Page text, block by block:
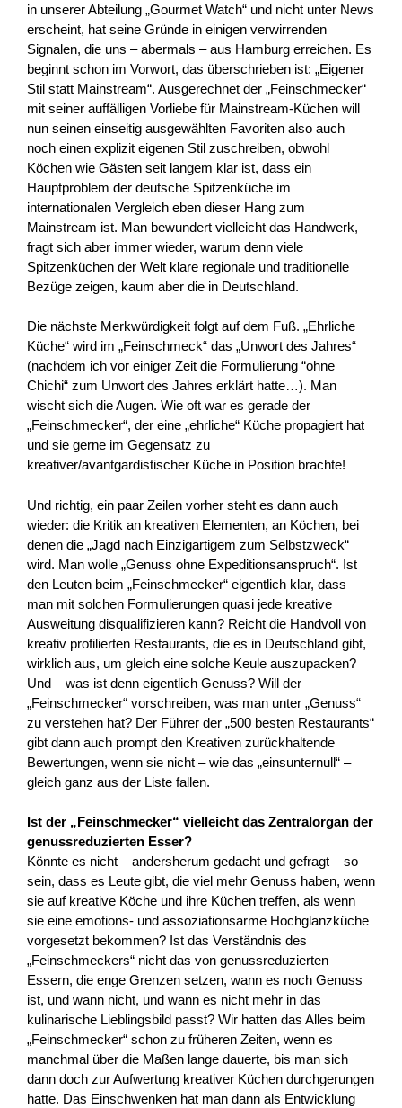
in unserer Abteilung „Gourmet Watch“ und nicht unter News
erscheint, hat seine Gründe in einigen verwirrenden
Signalen, die uns – abermals – aus Hamburg erreichen. Es
beginnt schon im Vorwort, das überschrieben ist: „Eigener
Stil statt Mainstream“. Ausgerechnet der „Feinschmecker“
mit seiner auffälligen Vorliebe für Mainstream-Küchen will
nun seinen einseitig ausgewählten Favoriten also auch
noch einen explizit eigenen Stil zuschreiben, obwohl
Köchen wie Gästen seit langem klar ist, dass ein
Hauptproblem der deutsche Spitzenküche im
internationalen Vergleich eben dieser Hang zum
Mainstream ist. Man bewundert vielleicht das Handwerk,
fragt sich aber immer wieder, warum denn viele
Spitzenküchen der Welt klare regionale und traditionelle
Bezüge zeigen, kaum aber die in Deutschland.
Die nächste Merkwürdigkeit folgt auf dem Fuß. „Ehrliche
Küche“ wird im „Feinschmeck“ das „Unwort des Jahres“
(nachdem ich vor einiger Zeit die Formulierung “ohne
Chichi“ zum Unwort des Jahres erklärt hatte…). Man
wischt sich die Augen. Wie oft war es gerade der
„Feinschmecker“, der eine „ehrliche“ Küche propagiert hat
und sie gerne im Gegensatz zu
kreativer/avantgardistischer Küche in Position brachte!
Und richtig, ein paar Zeilen vorher steht es dann auch
wieder: die Kritik an kreativen Elementen, an Köchen, bei
denen die „Jagd nach Einzigartigem zum Selbstzweck“
wird. Man wolle „Genuss ohne Expeditionsanspruch“. Ist
den Leuten beim „Feinschmecker“ eigentlich klar, dass
man mit solchen Formulierungen quasi jede kreative
Ausweitung disqualifizieren kann? Reicht die Handvoll von
kreativ profilierten Restaurants, die es in Deutschland gibt,
wirklich aus, um gleich eine solche Keule auszupacken?
Und – was ist denn eigentlich Genuss? Will der
„Feinschmecker“ vorschreiben, was man unter „Genuss“
zu verstehen hat? Der Führer der „500 besten Restaurants“
gibt dann auch prompt den Kreativen zurückhaltende
Bewertungen, wenn sie nicht – wie das „einsunternull“ –
gleich ganz aus der Liste fallen.
Ist der „Feinschmecker“ vielleicht das Zentralorgan der
genussreduzierten Esser?
Könnte es nicht – andersherum gedacht und gefragt – so
sein, dass es Leute gibt, die viel mehr Genuss haben, wenn
sie auf kreative Köche und ihre Küchen treffen, als wenn
sie eine emotions- und assoziationsarme Hochglanzküche
vorgesetzt bekommen? Ist das Verständnis des
„Feinschmeckers“ nicht das von genussreduzierten
Essern, die enge Grenzen setzen, wann es noch Genuss
ist, und wann nicht, und wann es nicht mehr in das
kulinarische Lieblingsbild passt? Wir hatten das Alles beim
„Feinschmecker“ schon zu früheren Zeiten, wenn es
manchmal über die Maßen lange dauerte, bis man sich
dann doch zur Aufwertung kreativer Küchen durchgerungen
hatte. Das Einschwenken hat man dann als Entwicklung